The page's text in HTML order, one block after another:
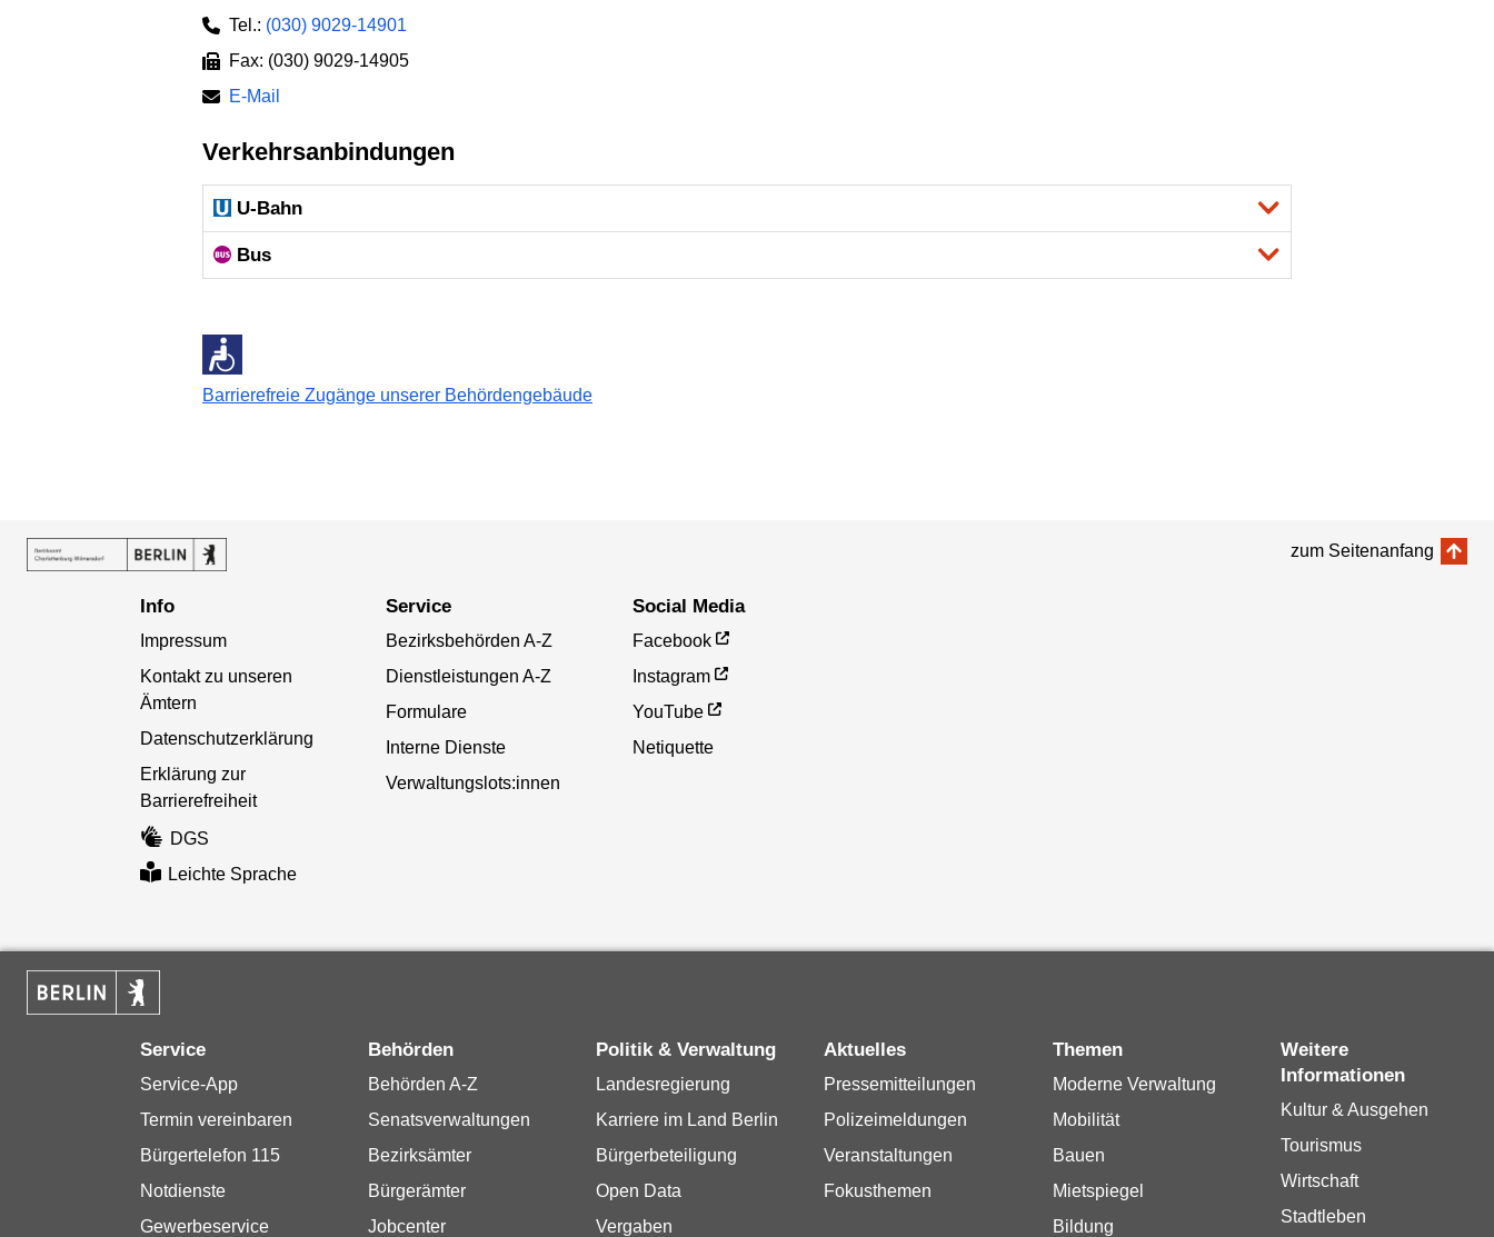
Tel.: (030) 9029-14901
Fax: (030) 9029-14905
E-Mail
Verkehrsanbindungen
U-Bahn
Bus
Barrierefreie Zugänge unserer Behördengebäude
zum Seitenanfang
Info
Impressum
Kontakt zu unseren
Ämtern
Datenschutzerklärung
Erklärung zur
Barrierefreiheit
DGS
Leichte Sprache
Service
Bezirksbehörden A-Z
Dienstleistungen A-Z
Formulare
Interne Dienste
Verwaltungslots:innen
Social Media
Facebook
Instagram
YouTube
Netiquette
Service
Service-App
Termin vereinbaren
Bürgertelefon 115
Notdienste
Gewerbeservice
Behörden
Behörden A-Z
Senatsverwaltungen
Bezirksämter
Bürgerämter
Jobcenter
Politik & Verwaltung
Landesregierung
Karriere im Land Berlin
Bürgerbeteiligung
Open Data
Vergaben
Aktuelles
Pressemitteilungen
Polizeimeldungen
Veranstaltungen
Fokusthemen
Themen
Moderne Verwaltung
Mobilität
Bauen
Mietspiegel
Bildung
Weitere
Informationen
Kultur & Ausgehen
Tourismus
Wirtschaft
Stadtleben